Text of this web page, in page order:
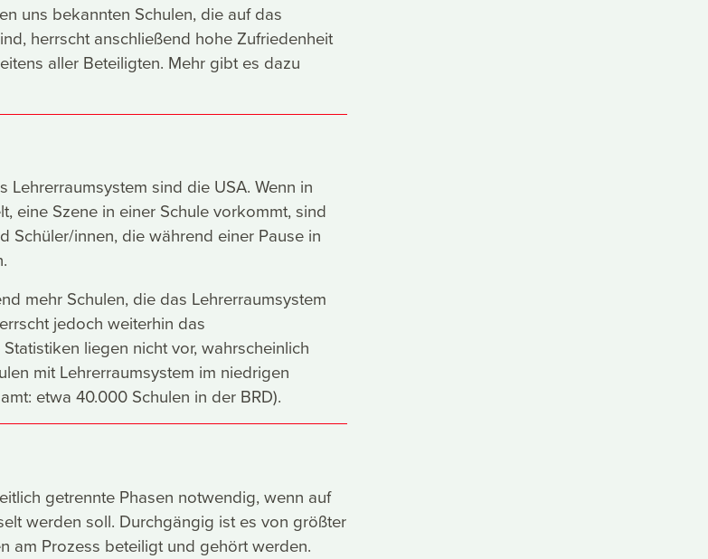
uns bekannten Schulen, die auf das
herrscht anschließend hohe Zufriedenheit
aller Beteiligten. Mehr gibt es dazu
sind die USA. Wenn in
eine Szene in einer Schule vorkommt, sind
Schüler/innen, die während einer Pause in
mehr Schulen, die das Lehrerraumsystem
jedoch weiterhin das
liegen nicht vor, wahrscheinlich
mit Lehrerraumsystem im niedrigen
etwa 40.000 Schulen in der BRD).
getrennte Phasen notwendig, wenn auf
werden soll. Durchgängig ist es von größter
am Prozess beteiligt und gehört werden.